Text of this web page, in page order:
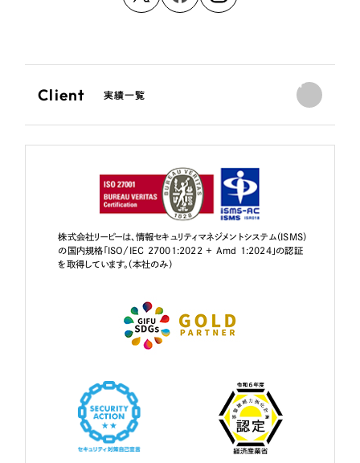
Client 実績一覧
株式会社リーピーは、情報セキュリティマネジメントシステム（ISMS）
の国内規格「ISO/IEC 27001:2022 + Amd 1:2024」の認証
を取得しています。（本社のみ）